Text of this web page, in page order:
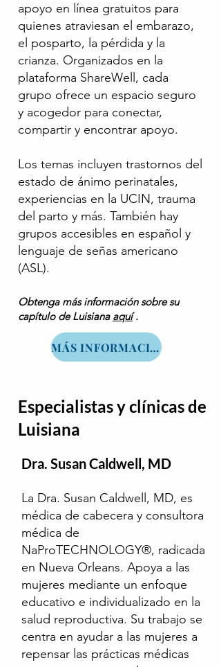
apoyo en línea gratuitos para
quienes atraviesan el embarazo,
el posparto, la pérdida y la
crianza. Organizados en la
plataforma ShareWell, cada
grupo ofrece un espacio seguro
y acogedor para conectar,
compartir y encontrar apoyo.
Los temas incluyen trastornos del
estado de ánimo perinatales,
experiencias en la UCIN, trauma
del parto y más. También hay
grupos accesibles en español y
lenguaje de señas americano
(ASL).
Obtenga más información sobre su
capítulo de Luisiana aquí.
MÁS INFORMACIÓN
Especialistas y clínicas de
Luisiana
Dra. Susan Caldwell, MD
La Dra. Susan Caldwell, MD, es
médica de cabecera y consultora
médica de
NaProTECHNOLOGY®, radicada
en Nueva Orleans. Apoya a las
mujeres mediante un enfoque
educativo e individualizado en la
salud reproductiva. Su trabajo se
centra en ayudar a las mujeres a
repensar las prácticas médicas